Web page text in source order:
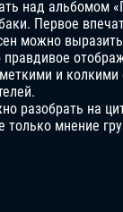
над альбомом
Первое
можно
и колкими
разобрать на
только мнение